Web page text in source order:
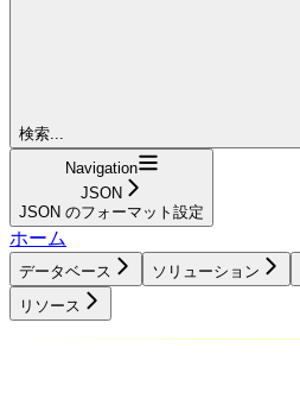
検索...
Navigation
JSON
JSON のフォーマット設定
ホーム
データベース ソリューション
リソース